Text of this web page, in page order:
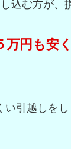
込む方が、
万円も安
引越しをし